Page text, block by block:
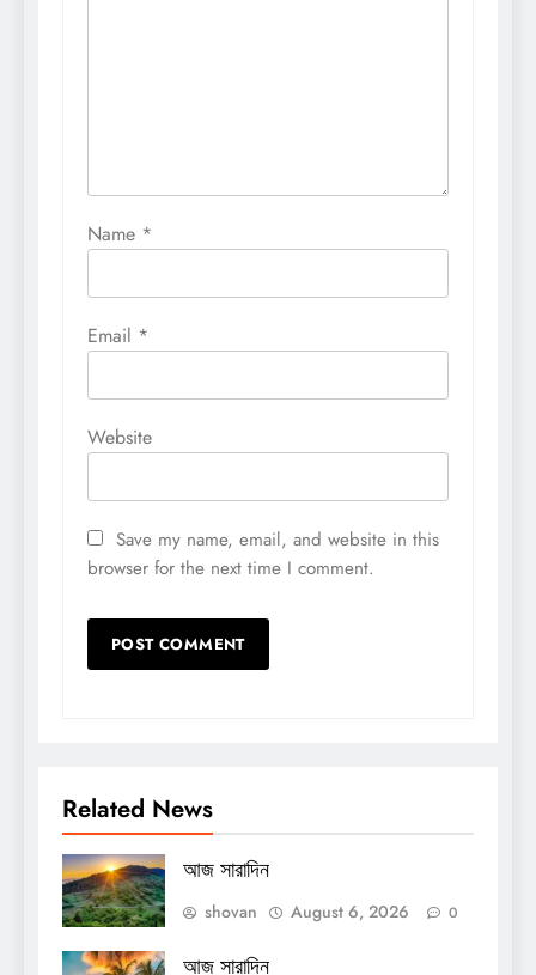
Name *
Email *
Website
Save my name, email, and website in this
browser for the next time I comment.
Related News
আজ সারাদিন
shovan August 6, 2026 0
আজ সারাদিন